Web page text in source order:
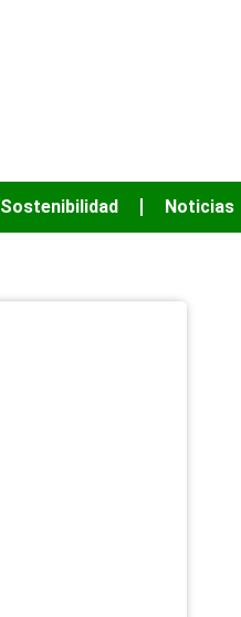
Sostenibilidad Noticias